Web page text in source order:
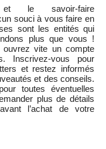
et le savoir-faire
souci à vous faire en
sont les entités qui
plus que vous !
vite un compte
Inscrivez-vous pour
et restez informés
et des conseils.
toutes éventuelles
plus de détails
l’achat de votre